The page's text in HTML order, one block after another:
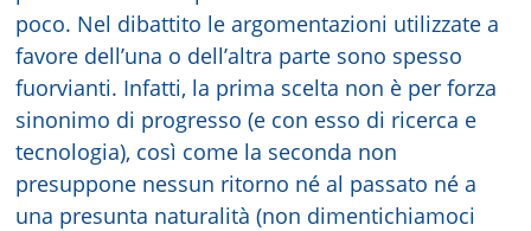
poco. Nel dibattito le argomentazioni utilizzate a
favore dell’una o dell’altra parte sono spesso
fuorvianti. Infatti, la prima scelta non è per forza
sinonimo di progresso (e con esso di ricerca e
tecnologia), così come la seconda non
presuppone nessun ritorno né al passato né a
una presunta naturalità (non dimentichiamoci